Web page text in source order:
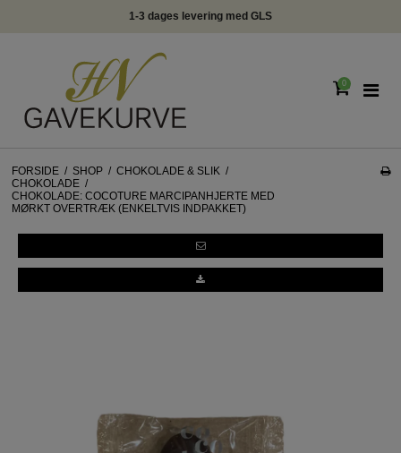
info@hngavekurve.dk - Tlf. 22293348 - Online chat
0
FORSIDE / SHOP / CHOKOLADE & SLIK /
CHOKOLADE /
CHOKOLADE: COCOTURE MARCIPANHJERTE MED
MØRKT OVERTRÆK (ENKELTVIS INDPAKKET)